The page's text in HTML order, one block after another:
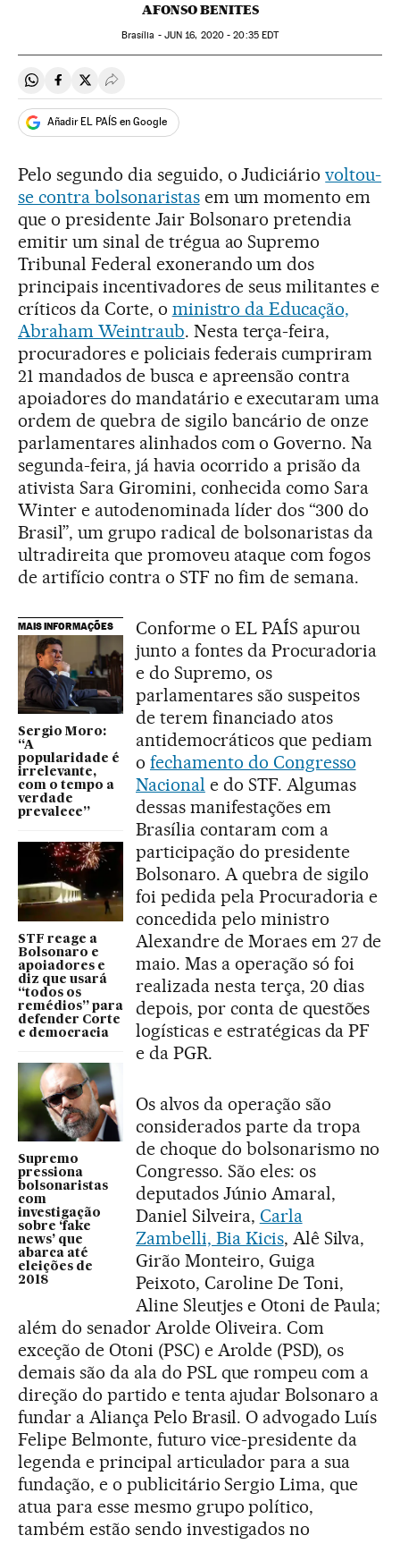
AFONSO BENITES
Brasília - JUN 16, 2020 - 20:35EDT
Compartir en Whatsapp
Compartir en Facebook
Compartir en Twitter
Desplegar Redes Sociales
Añadir EL PAÍS en Google
Pelo segundo dia seguido, o Judiciáriovoltou-
se contra bolsonaristasem um momento em
que o presidente Jair Bolsonaro pretendia
emitir um sinal de trégua ao Supremo
Tribunal Federal exonerando um dos
principais incentivadores de seus militantes e
críticos da Corte, o ministro da Educação,
Abraham Weintraub. Nesta terça-feira,
procuradores e policiais federais cumpriram
21 mandados de busca e apreensão contra
apoiadores do mandatário e executaram uma
ordem de quebra de sigilo bancário de onze
parlamentares alinhados com o Governo. Na
segunda-feira, já havia ocorrido a prisão da
ativista Sara Giromini, conhecida como Sara
Winter e autodenominada líder dos “300 do
Brasil”, um grupo radical de bolsonaristas da
ultradireita que promoveu ataque com fogos
de artifício contra o STF no fim de semana.
MAIS INFORMAÇÕES
Sergio Moro:
“A
popularidade é
irrelevante,
com o tempo a
verdade
prevalece”
STF reage a
Bolsonaro e
apoiadores e
diz que usará
“todos os
remédios” para
defender Corte
e democracia
Supremo
pressiona
bolsonaristas
com
investigação
sobre ‘fake
news’ que
abarca até
eleições de
2018
Conforme o EL PAÍS apurou
junto a fontes da Procuradoria
e do Supremo, os
parlamentares são suspeitos
de terem financiado atos
antidemocráticos que pediam
o fechamento do Congresso
Nacional e do STF. Algumas
dessas manifestações em
Brasília contaram com a
participação do presidente
Bolsonaro. A quebra de sigilo
foi pedida pela Procuradoria e
concedida pelo ministro
Alexandre de Moraes em 27 de
maio. Mas a operação só foi
realizada nesta terça, 20 dias
depois, por conta de questões
logísticas e estratégicas da PF
e da PGR.
Os alvos da operação são
considerados parte da tropa
de choque do bolsonarismo no
Congresso. São eles: os
deputados Júnio Amaral,
Daniel Silveira, Carla
Zambelli, Bia Kicis, Alê Silva,
Girão Monteiro, Guiga
Peixoto, Caroline De Toni,
Aline Sleutjes e Otoni de Paula;
além do senador Arolde Oliveira. Com
exceção de Otoni (PSC) e Arolde (PSD), os
demais são da ala do PSL que rompeu com a
direção do partido e tenta ajudar Bolsonaro a
fundar a Aliança Pelo Brasil. O advogado Luís
Felipe Belmonte, futuro vice-presidente da
legenda e principal articulador para a sua
fundação, e o publicitário Sergio Lima, que
atua para esse mesmo grupo político,
também estão sendo investigados no